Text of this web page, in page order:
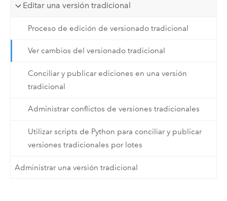
Editar una versión tradicional
Proceso de edición de versionado tradicional
Ver cambios del versionado tradicional
Conciliar y publicar ediciones en una versión
tradicional
Administrar conflictos de versiones tradicionales
Utilizar scripts de Python para conciliar y publicar
versiones tradicionales por lotes
Administrar una versión tradicional